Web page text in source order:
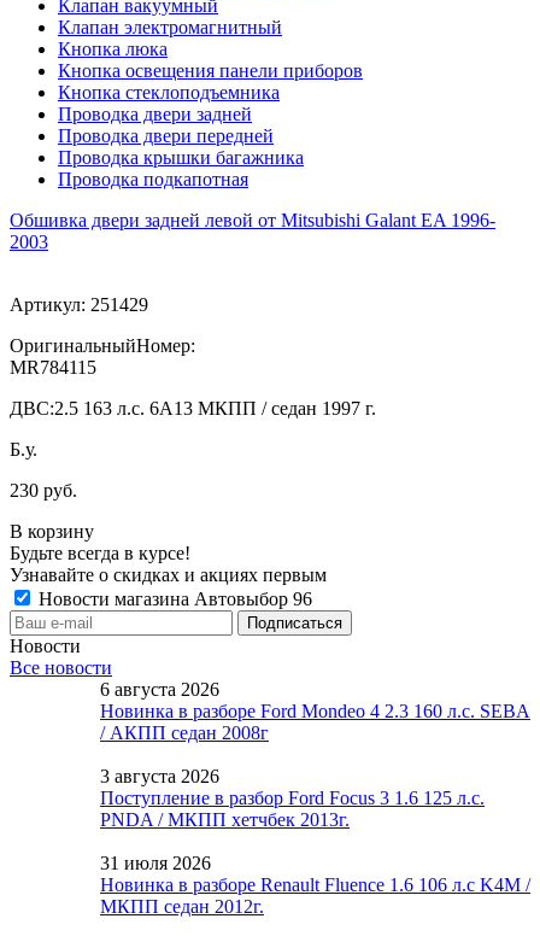
Клапан вакуумный
Клапан электромагнитный
Кнопка люка
Кнопка освещения панели приборов
Кнопка стеклоподъемника
Проводка двери задней
Проводка двери передней
Проводка крышки багажника
Проводка подкапотная
Обшивка двери задней левой от Mitsubishi Galant EA 1996-
2003
Артикул: 251429
ОригинальныйНомер:
MR784115
ДВС:2.5 163 л.с. 6A13 МКПП / седан 1997 г.
Б.у.
230 руб.
В корзину
Будьте всегда в курсе!
Узнавайте о скидках и акциях первым
Новости магазина Автовыбор 96
Новости
Все новости
6 августа 2026
Новинка в разборе Ford Mondeo 4 2.3 160 л.с. SEBA
/ АКПП седан 2008г
3 августа 2026
Поступление в разбор Ford Focus 3 1.6 125 л.с.
PNDA / МКПП хетчбек 2013г.
31 июля 2026
Новинка в разборе Renault Fluence 1.6 106 л.с K4M /
МКПП седан 2012г.